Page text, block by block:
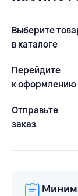
Выберите
в каталоге
Перейдите
к оформлению
Отправьте
заказ